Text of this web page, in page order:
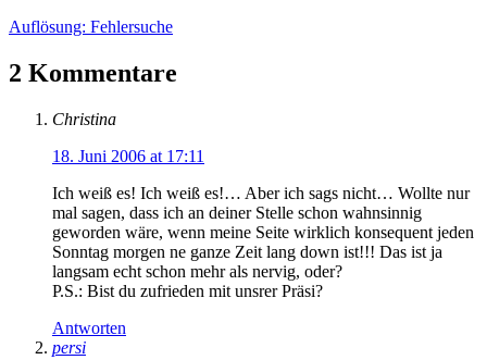
Auflösung: Fehlersuche
2 Kommentare
Christina
18. Juni 2006 at 17:11
Ich weiß es! Ich weiß es!… Aber ich sags nicht… Wollte nur
mal sagen, dass ich an deiner Stelle schon wahnsinnig
geworden wäre, wenn meine Seite wirklich konsequent jeden
Sonntag morgen ne ganze Zeit lang down ist!!! Das ist ja
langsam echt schon mehr als nervig, oder?
P.S.: Bist du zufrieden mit unsrer Präsi?
Antworten
persi